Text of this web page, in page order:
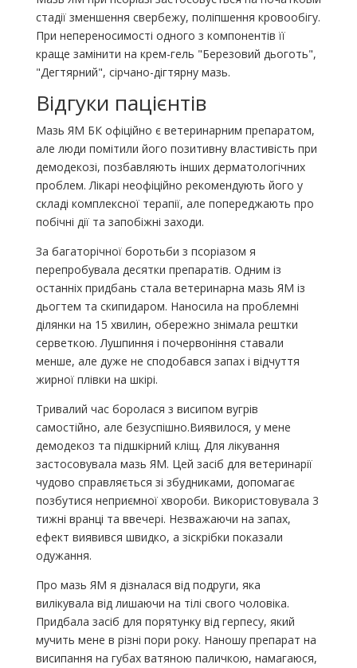
стадії зменшення свербежу, поліпшення кровообігу.
При непереносимості одного з компонентів її
краще замінити на крем-гель "Березовий дьоготь",
"Дегтярний", сірчано-дігтярну мазь.
Відгуки пацієнтів
Мазь ЯМ БК офіційно є ветеринарним препаратом,
але люди помітили його позитивну властивість при
демодекозі, позбавляють інших дерматологічних
проблем. Лікарі неофіційно рекомендують його у
складі комплексної терапії, але попереджають про
побічні дії та запобіжні заходи.
За багаторічної боротьби з псоріазом я
перепробувала десятки препаратів. Одним із
останніх придбань стала ветеринарна мазь ЯМ із
дьогтем та скипидаром. Наносила на проблемні
ділянки на 15 хвилин, обережно знімала рештки
серветкою. Лушпиння і почервоніння ставали
менше, але дуже не сподобався запах і відчуття
жирної плівки на шкірі.
Тривалий час боролася з висипом вугрів
самостійно, але безуспішно.Виявилося, у мене
демодекоз та підшкірний кліщ. Для лікування
застосовувала мазь ЯМ. Цей засіб для ветеринарії
чудово справляється зі збудниками, допомагає
позбутися неприємної хвороби. Використовувала 3
тижні вранці та ввечері. Незважаючи на запах,
ефект виявився швидко, а зіскрібки показали
одужання.
Про мазь ЯМ я дізналася від подруги, яка
вилікувала від лишаючи на тілі свого чоловіка.
Придбала засіб для порятунку від герпесу, який
мучить мене в різні пори року. Наношу препарат на
висипання на губах ватяною паличкою, намагаюся,